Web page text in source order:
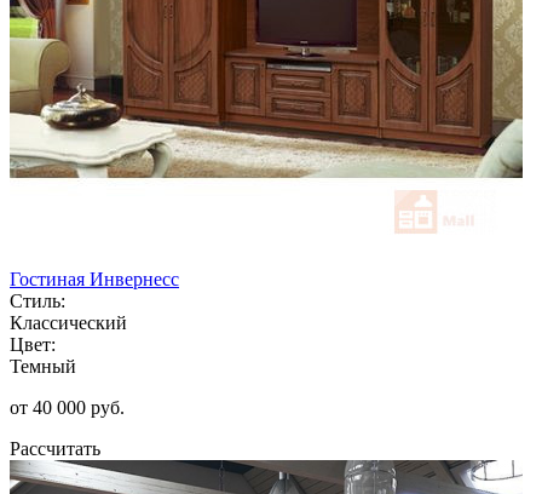
Гостиная Инвернесс
Стиль:
Классический
Цвет:
Темный
от 40 000 руб.
Рассчитать